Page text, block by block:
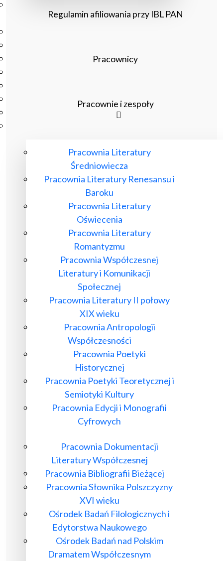
Dla Pracowników IBL
Komunikaty Dyrekcji IBL
Regulamin afiliowania przy IBL PAN
Pracownicy
Pracownie i zespoły
Pracownia Literatury
Średniowiecza
Pracownia Literatury Renesansu i
Baroku
Pracownia Literatury
Oświecenia
Pracownia Literatury
Romantyzmu
Pracownia Współczesnej
Literatury i Komunikacji
Społecznej
Pracownia Literatury II połowy
XIX wieku
Pracownia Antropologii
Współczesności
Pracownia Poetyki
Historycznej
Pracownia Poetyki Teoretycznej i
Semiotyki Kultury
Pracownia Edycji i Monografii
Cyfrowych
Pracownia Dokumentacji
Literatury Współczesnej
Pracownia Bibliografii Bieżącej
Pracownia Słownika Polszczyzny
XVI wieku
Ośrodek Badań Filologicznych i
Edytorstwa Naukowego
Ośrodek Badań nad Polskim
Dramatem Współczesnym